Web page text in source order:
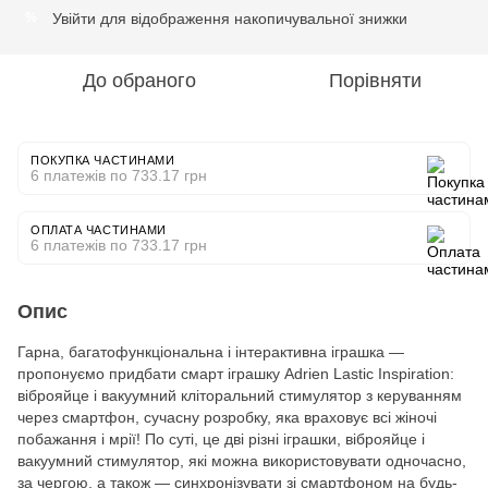
Увійти для відображення накопичувальної знижки
До обраного Порівняти
ПОКУПКА ЧАСТИНАМИ
6 платежів по 733.17 грн
ОПЛАТА ЧАСТИНАМИ
6 платежів по 733.17 грн
Опис
Гарна, багатофункціональна і інтерактивна іграшка —
пропонуємо придбати смарт іграшку Adrien Lastic Inspiration:
віброяйце і вакуумний кліторальний стимулятор з керуванням
через смартфон, сучасну розробку, яка враховує всі жіночі
побажання і мрії! По суті, це дві різні іграшки, віброяйце і
вакуумний стимулятор, які можна використовувати одночасно,
за чергою, а також — синхронізувати зі смартфоном на будь-